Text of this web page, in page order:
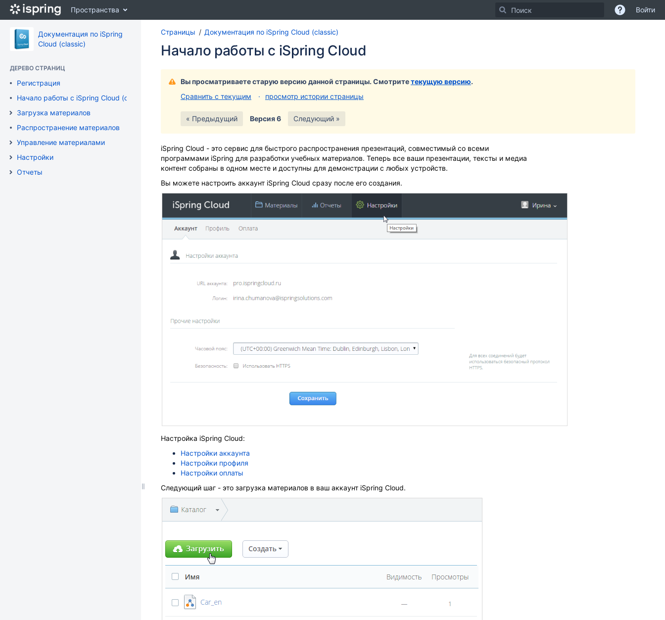
Перейти
содержимому
assistive.skiplink.to.breadcrumbs
assistive.skiplink.to.quick.search
Пространства Войти
Документация по iSpring
Cloud (classic)
ДЕРЕВО СТРАНИЦ
Регистрация
Начало работы с iSpring Cloud (classic)
Загрузка материалов
Распространение материалов
Управление материалами
Настройки
Отчеты
Страницы Документация по iSpring Cloud (classic)
концу
баннера
началу
баннера
Начало работы с iSpring Cloud
Вы просматриваете старую версию данной страницы. Смотритетекущую версию.
Сравнить с текущим
просмотр истории страницы
« Предыдущий Версия 6 Следующий »
iSpring Cloud - это сервис для быстрого распространения презентаций, совместимый со всеми
программами iSpring для разработки учебных материалов. Теперь все ваши презентации, тексты и медиа
контент собраны в одном месте и доступны для демонстрации с любых устройств.
Вы можете настроить аккаунт iSpring Cloud сразу после его создания.
Настройка iSpring Cloud:
Настройки аккаунта
Настройки профиля
Настройки оплаты
Следующий шаг - это загрузка материалов в ваш аккаунт iSpring Cloud.